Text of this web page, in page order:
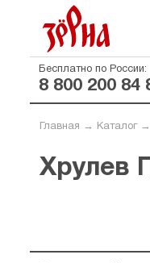
Бесплатно по России:
8 800 200 84
Главная → Каталог→
Хрулев